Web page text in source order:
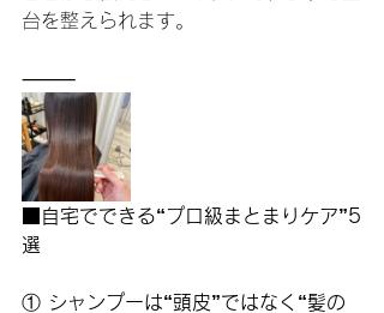
台を整えられます。
⸻
■自宅でできる“プロ級まとまりケア”5
選
① シャンプーは“頭皮”ではなく“髪の